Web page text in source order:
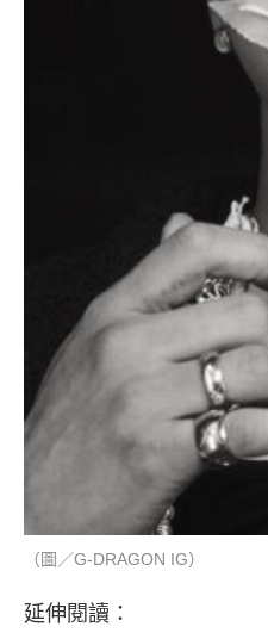
（圖／G-DRAGON IG）
延伸閱讀：